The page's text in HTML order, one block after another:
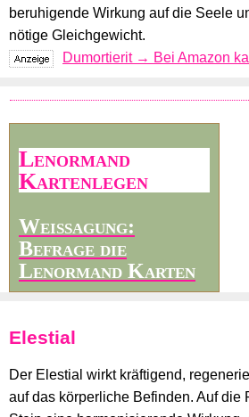
beruhigende Wirkung auf die Seele
nötige Gleichgewicht.
Dumortierit → Bei Amazon
Lenormand
Kartenlegen
Weissagung:
Befrage die
Lenormand Karten
Elestial
Der Elestial wirkt kräftigend,
auf das körperliche Befinden. Auf die